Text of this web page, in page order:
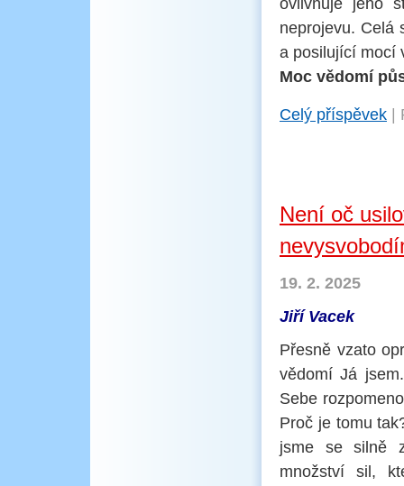
ovlivňuje jeho
neprojevu. Celá
a posilující mocí
Moc vědomí
Celý příspěvek
Není oč
19. 2. 2025
Jiří Vacek
Přesně vzato
vědomí Já
Sebe
Proč je tomu
jsme se silně
množství sil,